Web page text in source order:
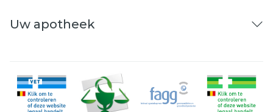
Uw apotheek